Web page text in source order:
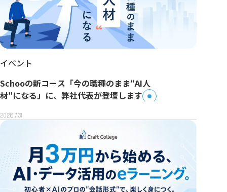
イベント
Schooの新コース「今の職種のまま“AI人
材”になる」に、弊社代表が登壇します
2026.7.31